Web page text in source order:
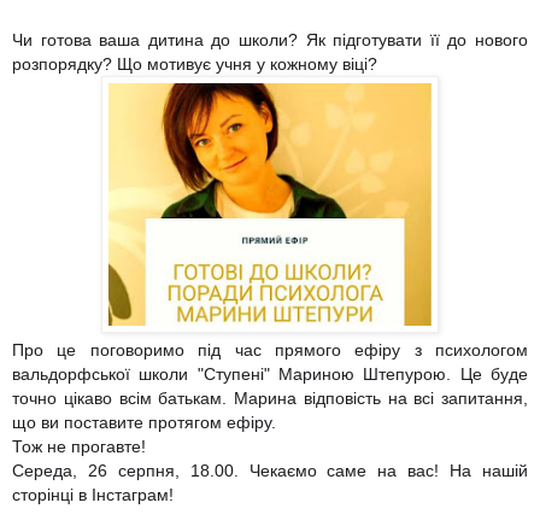
Чи готова ваша дитина до школи? Як підготувати її до нового
розпорядку? Що мотивує учня у кожному віці?
Про це поговоримо під час прямого ефіру з психологом
вальдорфської школи "Ступені" Мариною Штепурою. Це буде
точно цікаво всім батькам. Марина відповість на всі запитання,
що ви поставите протягом ефіру.
Тож не прогавте!
Середа, 26 серпня, 18.00. Чекаємо саме на вас! На нашій
сторінці в Інстаграм!